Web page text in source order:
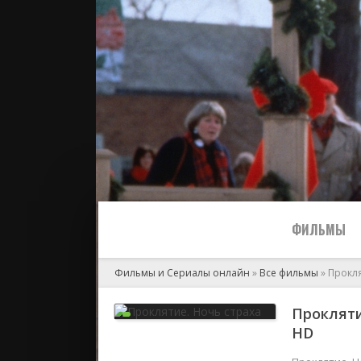
ФИЛЬМЫ
2024
Фильмы и Сериалы онлайн » Все фильмы »
HD